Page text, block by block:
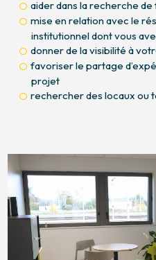
aider dans la recherche
mise en relation avec le
institutionnel dont vous
donner de la visibilité à
favoriser le partage
projet
rechercher des locaux ou